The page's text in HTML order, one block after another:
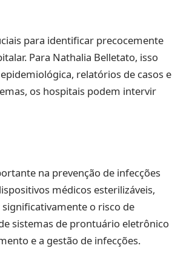
para identificar precocemente
Para Nathalia Belletato, isso
relatórios de casos e
os hospitais podem intervir
na prevenção de infecções
médicos esterilizáveis,
o risco de
sistemas de prontuário eletrônico
e a gestão de infecções.